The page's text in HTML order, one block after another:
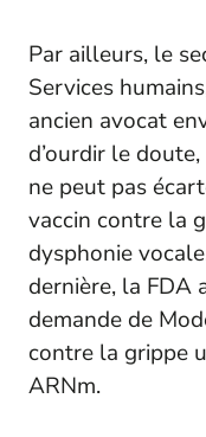
Par ailleurs, le
Services
ancien avocat
d’ourdir le
ne peut pas
vaccin contre la
dysphonie
dernière, la FDA
demande de
contre la grippe
ARNm.